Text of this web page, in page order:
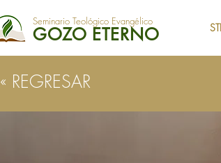
Seminario Teológico Evangélico
GOZO ETERNO
« REGRESAR